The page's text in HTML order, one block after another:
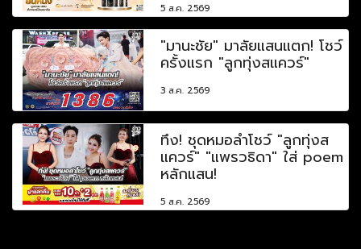
5 ส.ค. 2569
"มานะชัย" มาลัยแสนแตก! โชว์
ครั้งแรก "ลูกทุ่งสแควร์"
3 ส.ค. 2569
ทึ่ง! ชุดหมอลำโชว์ "ลูกทุ่งส
แควร์" "แพรวธิดา" ใส่ poem
หลักแสน!
5 ส.ค. 2569